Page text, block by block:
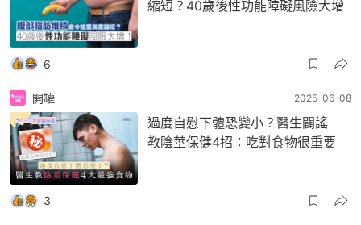
縮短？40歲後性功能障礙風險大增
6
開罐 2025-06-08
過度自慰下體恐變小？醫生闢謠
教陰莖保健4招：吃對食物很重要
3